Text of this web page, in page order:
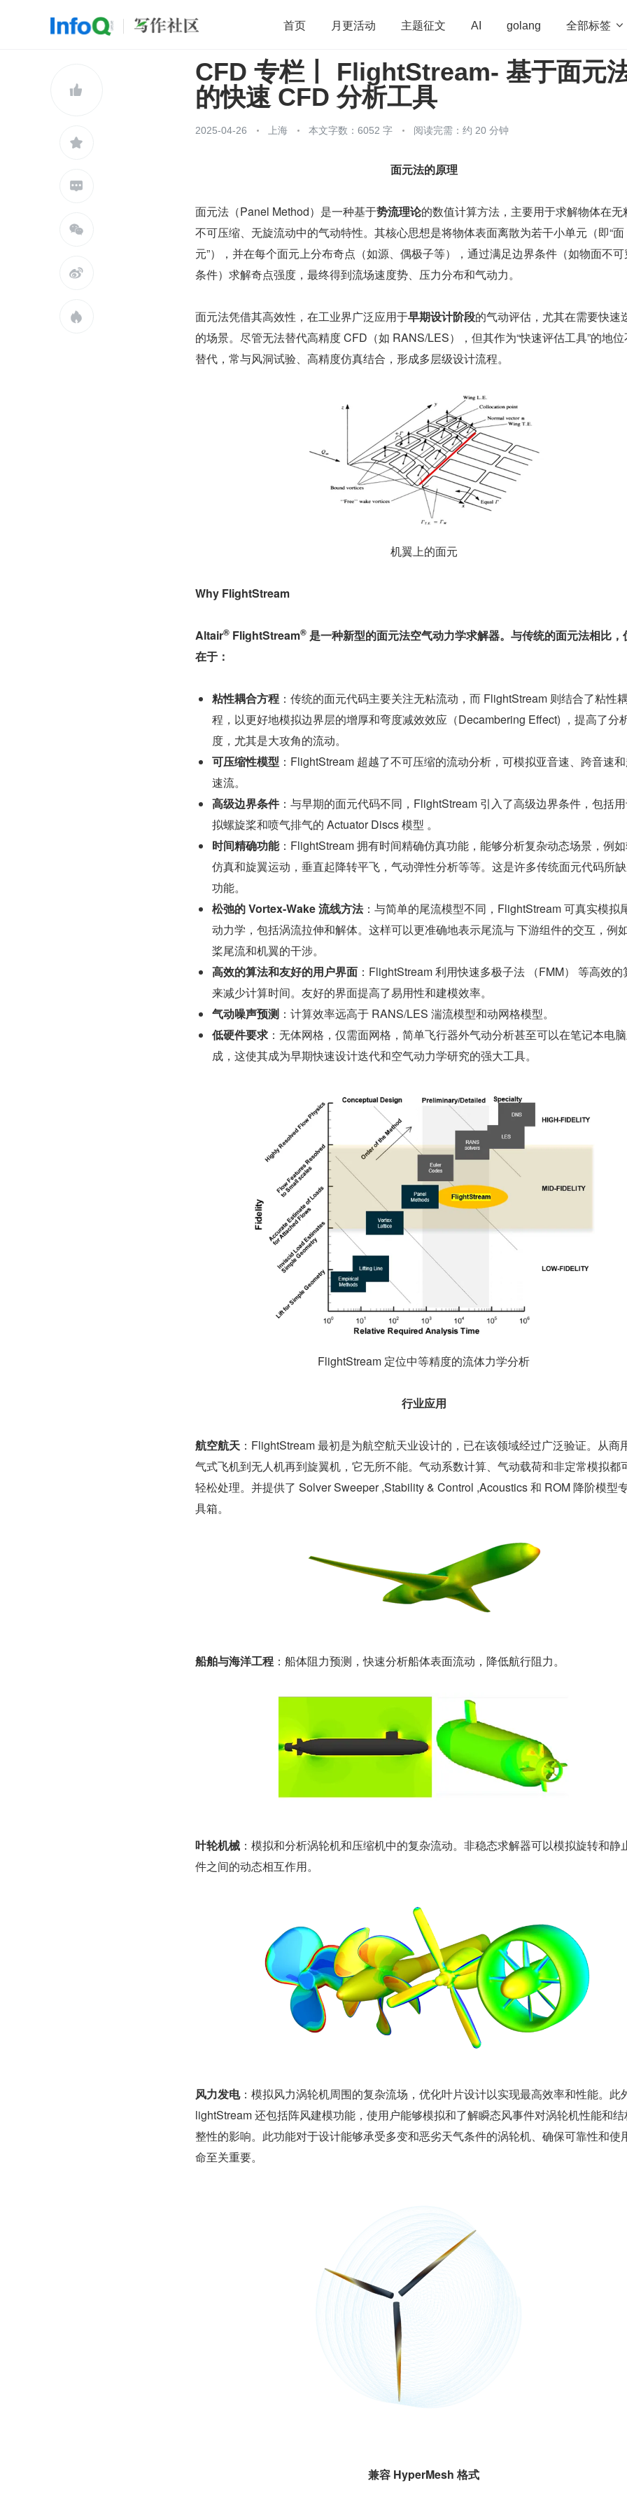
首页 月更活动 主题征文 AI golang 全部标签 
开源 架构 OpenHarmony 算法 学习方法 Web3.0 高
前端 团队管理 程序员 运维 深度思考






CFD 专栏丨 FlightStream- 基于面元
的快速 CFD 分析工具
2025-04-26 上海 本文字数：6052 字 阅读完需：约 20 分钟
面元法的原理
面元法（Panel Method）是一种基于势流理论的数值计算方法，主要用于求解物体在无
不可压缩、无旋流动中的气动特性。其核心思想是将物体表面离散为若干小单元（即“面
元”），并在每个面元上分布奇点（如源、偶极子等），通过满足边界条件（如物面不
条件）求解奇点强度，最终得到流场速度势、压力分布和气动力。
面元法凭借其高效性，在工业界广泛应用于早期设计阶段的气动评估，尤其在需要快速
的场景。尽管无法替代高精度 CFD（如 RANS/LES），但其作为“快速评估工具”的地
替代，常与风洞试验、高精度仿真结合，形成多层级设计流程。
机翼上的面元
Why FlightStream
Altair® FlightStream® 是一种新型的面元法空气动力学求解器。与传统的面元法相比，
在于：
粘性耦合方程 ：传统的面元代码主要关注无粘流动，而 FlightStream 则结合了粘性
程，以更好地模拟边界层的增厚和弯度减效效应（Decambering Effect) ，提高了分
度，尤其是大攻角的流动。
可压缩性模型 ：FlightStream 超越了不可压缩的流动分析，可模拟亚音速、跨音速
速流。
高级边界条件：与早期的面元代码不同，FlightStream 引入了高级边界条件，包括
拟螺旋桨和喷气排气的 Actuator Discs 模型 。
时间精确功能：FlightStream 拥有时间精确仿真功能，能够分析复杂动态场景，例
仿真和旋翼运动，垂直起降转平飞，气动弹性分析等等。这是许多传统面元代码所
功能。
松弛的 Vortex-Wake 流线方法：与简单的尾流模型不同，FlightStream 可真实模拟
动力学，包括涡流拉伸和解体。这样可以更准确地表示尾流与 下游组件的交互，例
桨尾流和机翼的干涉。
高效的算法和友好的用户界面 ：FlightStream 利用快速多极子法 （FMM） 等高效的
来减少计算时间。友好的界面提高了易用性和建模效率。
气动噪声预测 ：计算效率远高于 RANS/LES 湍流模型和动网格模型。
低硬件要求 ：无体网格，仅需面网格，简单飞行器外气动分析甚至可以在笔记本电
成，这使其成为早期快速设计迭代和空气动力学研究的强大工具。
FlightStream 定位中等精度的流体力学分析
行业应用
航空航天 ：FlightStream 最初是为航空航天业设计的，已在该领域经过广泛验证。从商
气式飞机到无人机再到旋翼机，它无所不能。气动系数计算、气动载荷和非定常模拟都
轻松处理。并提供了 Solver Sweeper ,Stability & Control ,Acoustics 和 ROM 降阶模型
具箱。
船舶与海洋工程 ：船体阻力预测，快速分析船体表面流动，降低航行阻力。
叶轮机械 ：模拟和分析涡轮机和压缩机中的复杂流动。非稳态求解器可以模拟旋转和静
件之间的动态相互作用。
风力发电：模拟风力涡轮机周围的复杂流场，优化叶片设计以实现最高效率和性能。此
lightStream 还包括阵风建模功能，使用户能够模拟和了解瞬态风事件对涡轮机性能和
整性的影响。此功能对于设计能够承受多变和恶劣天气条件的涡轮机、确保可靠性和使
命至关重要。
兼容 HyperMesh 格式